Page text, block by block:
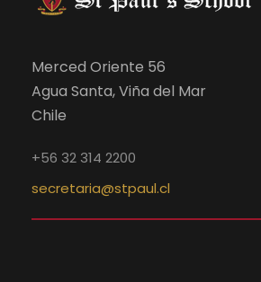
Merced Oriente 56
Agua Santa, Viña del Mar
Chile
+56 32 314 2200
secretaria@stpaul.cl